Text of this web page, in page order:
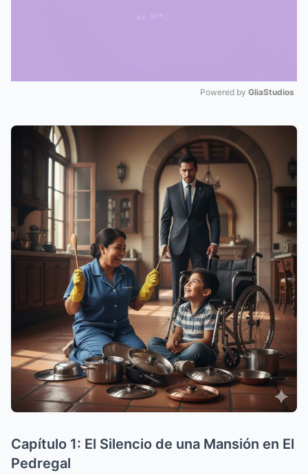
Powered by GliaStudios
Capítulo 1: El Silencio de una Mansión en El
Pedregal